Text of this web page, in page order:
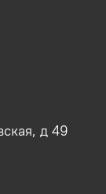
д 49